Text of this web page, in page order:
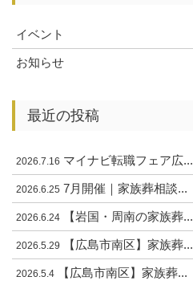
イベント
お知らせ
最近の投稿
2026.7.16 マイナビ転職フェア広...
2026.6.25 7月開催｜家族葬相談...
2026.6.24 【岩国・周南の家族葬...
2026.5.29 【広島市南区】家族葬...
2026.5.4 【広島市南区】家族葬...